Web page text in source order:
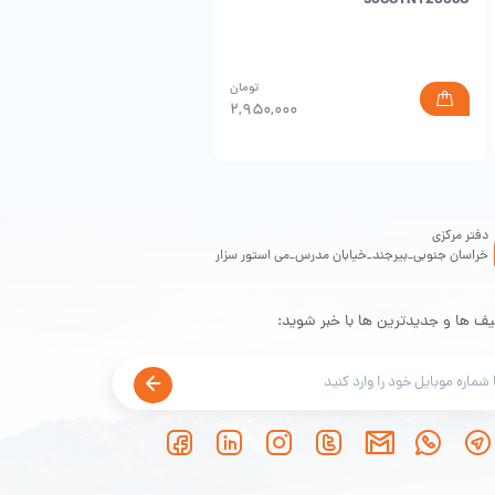
۵,۸۰۰,۰۰۰تومان
۲,۹۵۰,۰۰۰
تومان
دفتر مرکزی
خراسان جنوبی_بیرجند_خیابان مدرس_می استور سزار
ها و جدیدترین ها با خبر شوید: